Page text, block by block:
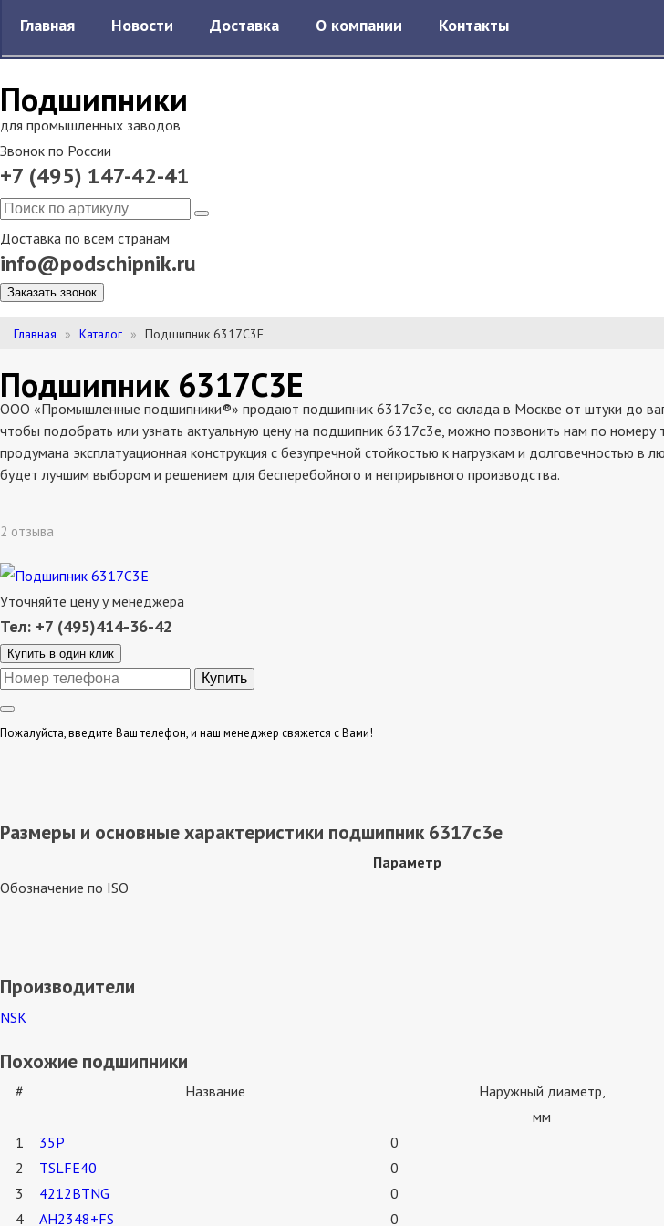
Подшипники
для промышленных заводов
Звонок по России
+7 (495) 147-42-41
Доставка по всем странам
info@podschipnik.ru
Заказать звонок
Главная Новости Доставка О компании Контакты
Главная Каталог Подшипник 6317C3E
Подшипник 6317C3E
ООО «Промышленные подшипники®» продают подшипник 6317c3e, со склада в Москве от штуки до
чтобы подобрать или узнать актуальную цену на подшипник 6317c3e, можно позвонить нам по
продумана эксплатуационная конструкция с безупречной стойкостью к нагрузкам и долговечностью
будет лучшим выбором и решением для бесперебойного и неприрывного производства.
2 отзыва
Уточняйте цену у менеджера
Тел: +7 (495)414-36-42
Купить в один клик
Пожалуйста, введите Ваш телефон, и наш менеджер свяжется с Вами!
Размеры и основные характеристики подшипник 6317c3e
Параметр
Обозначение по ISO
Производители
NSK
Похожие подшипники
# Название
Наружный диаметр,
мм
1
35P 0
2
TSLFE40 0
3
4212BTNG 0
4
AH2348+FS 0